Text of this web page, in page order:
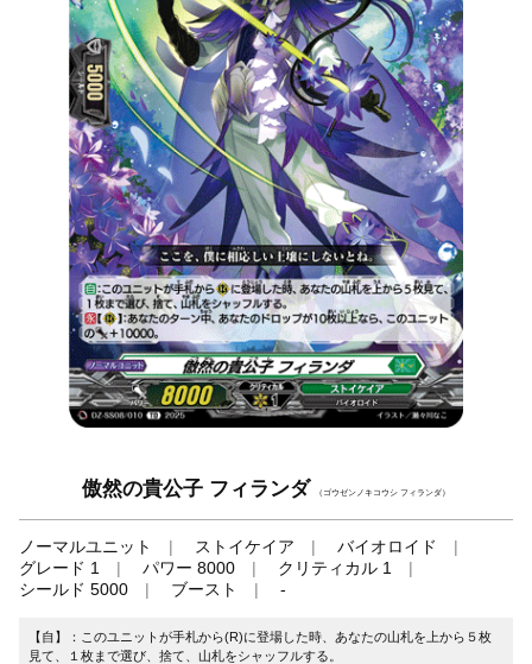
傲然の貴公子 フィランダ （ゴウゼンノキコウシ フィランダ）
ノーマルユニット ストイケイア
バイオロイド
グレード 1
パワー 8000
クリティカル 1
シールド 5000
ブースト -
【自】：このユニットが手札から(R)に登場した時、あなたの山札を上から５枚
見て、１枚まで選び、捨て、山札をシャッフルする。